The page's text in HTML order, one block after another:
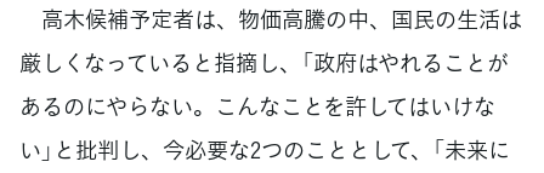
高木候補予定者は、物価高騰の中、国民の生活は
厳しくなっていると指摘し、「政府はやれることが
あるのにやらない。こんなことを許してはいけな
い」と批判し、今必要な2つのこととして、「未来に